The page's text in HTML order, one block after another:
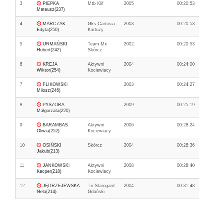
3
PIEPKA
Mateusz(237)
Mtb Klif 2005 00:20:53
4
MARCZAK
Edyta(250)
Gks Cartusia
Kartuzy
2003 00:20:53
5
URMAŃSKI
Hubert(242)
Team Mx
Skórcz
2002 00:20:53
6
KREJA
Wiktor(254)
Aktywni
Kociewiacy
2004 00:24:00
7
FLIKOWSKI
Miłosz(246)
2003 00:24:27
8
PYSZORA
Małgorzata(220)
2009 00:25:19
9
BARAMBAS
Oliwia(252)
Aktywni
Kociewiacy
2006 00:28:24
10
OSIŃSKI
Jakub(213)
Skórcz 2004 00:28:36
11
JANKOWSKI
Kacper(218)
Aktywni
Kociewiacy
2008 00:28:40
12
JĘDRZEJEWSKA
Nela(214)
Tri Starogard
Gdański
2004 00:31:48